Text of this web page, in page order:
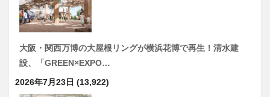
大阪・関西万博の大屋根リングが横浜花博で再生！清水建
設、「GREEN×EXPO…
2026年7月23日 (13,922)